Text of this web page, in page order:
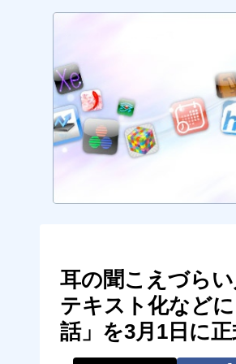
耳の聞こえづら
テキスト化など
話」を3月1日に